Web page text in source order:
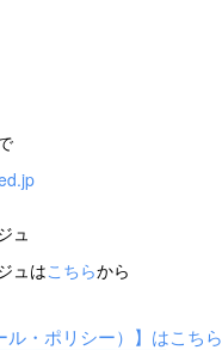
ュ
ュはこちらから
ル・ポリシー）】はこちら